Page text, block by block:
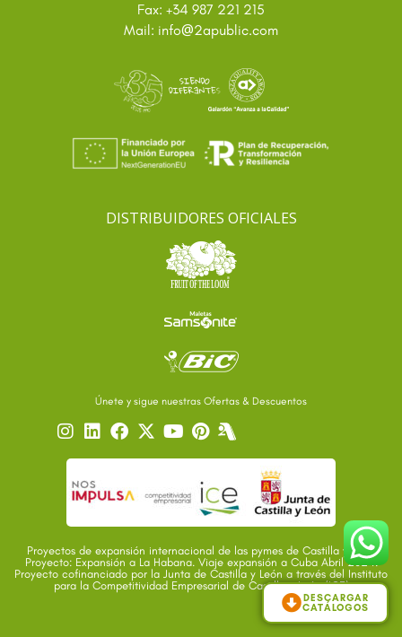
DESCARGAR
CATÁLOGOS
Fax: +34 987 221 215
Mail: info@2apublic.com
DISTRIBUIDORES OFICIALES
Únete y sigue nuestras Ofertas & Descuentos
Proyectos de expansión internacional de las pymes de Castilla y León
Proyecto: Expansión a La Habana. Viaje expansión a Cuba Abril 2024.
Proyecto cofinanciado por la Junta de Castilla y León a través del Instituto
para la Competitividad Empresarial de Castilla y León (ICE)